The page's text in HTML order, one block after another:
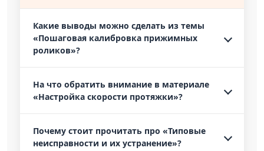
Какие выводы можно сделать из темы
«Пошаговая калибровка прижимных
роликов»?
На что обратить внимание в материале
«Настройка скорости протяжки»?
Почему стоит прочитать про «Типовые
неисправности и их устранение»?